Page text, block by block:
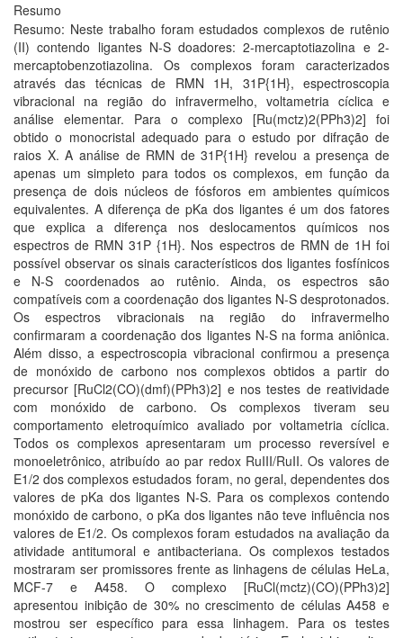
Resumo
Resumo: Neste trabalho foram estudados complexos de rutênio
(II) contendo ligantes N-S doadores: 2-mercaptotiazolina e 2-
mercaptobenzotiazolina. Os complexos foram caracterizados
através das técnicas de RMN 1H, 31P{1H}, espectroscopia
vibracional na região do infravermelho, voltametria cíclica e
análise elementar. Para o complexo [Ru(mctz)2(PPh3)2] foi
obtido o monocristal adequado para o estudo por difração de
raios X. A análise de RMN de 31P{1H} revelou a presença de
apenas um simpleto para todos os complexos, em função da
presença de dois núcleos de fósforos em ambientes químicos
equivalentes. A diferença de pKa dos ligantes é um dos fatores
que explica a diferença nos deslocamentos químicos nos
espectros de RMN 31P {1H}. Nos espectros de RMN de 1H foi
possível observar os sinais característicos dos ligantes fosfínicos
e N-S coordenados ao rutênio. Ainda, os espectros são
compatíveis com a coordenação dos ligantes N-S desprotonados.
Os espectros vibracionais na região do infravermelho
confirmaram a coordenação dos ligantes N-S na forma aniônica.
Além disso, a espectroscopia vibracional confirmou a presença
de monóxido de carbono nos complexos obtidos a partir do
precursor [RuCl2(CO)(dmf)(PPh3)2] e nos testes de reatividade
com monóxido de carbono. Os complexos tiveram seu
comportamento eletroquímico avaliado por voltametria cíclica.
Todos os complexos apresentaram um processo reversível e
monoeletrônico, atribuído ao par redox RuIII/RuII. Os valores de
E1/2 dos complexos estudados foram, no geral, dependentes dos
valores de pKa dos ligantes N-S. Para os complexos contendo
monóxido de carbono, o pKa dos ligantes não teve influência nos
valores de E1/2. Os complexos foram estudados na avaliação da
atividade antitumoral e antibacteriana. Os complexos testados
mostraram ser promissores frente as linhagens de células HeLa,
MCF-7 e A458. O complexo [RuCl(mctz)(CO)(PPh3)2]
apresentou inibição de 30% no crescimento de células A458 e
mostrou ser específico para essa linhagem. Para os testes